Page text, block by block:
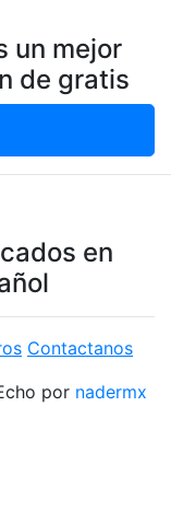
un mejor
de gratis
en
Contactanos
por nadermx